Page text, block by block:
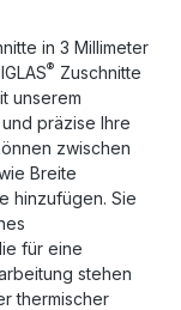
in 3 Millimeter
® Zuschnitte
unserem
präzise Ihre
zwischen
Breite
hinzufügen. Sie
für eine
stehen
thermischer